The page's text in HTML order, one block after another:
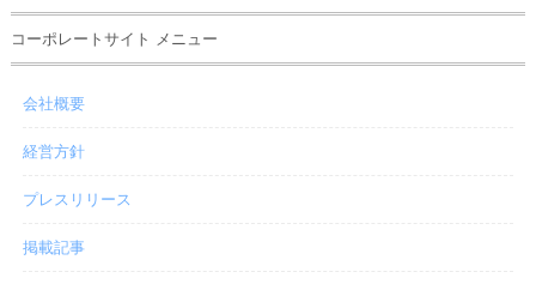
コーポレートサイト メニュー
会社概要
経営方針
プレスリリース
掲載記事